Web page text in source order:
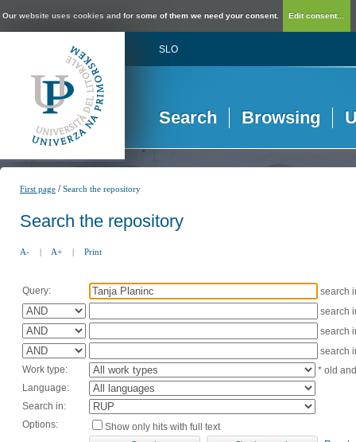
Our website uses cookies and for some of them we need your consent. Edit consent...
SLO
Search Browsing
First page /Search the repository
Search the repository
A- | A+ | Print
Query:
search
search
search
search
Work type:
* old
Language:
Search in:
Options:
Show only hits with full text